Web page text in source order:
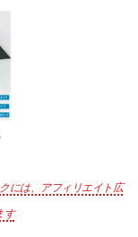
には、アフィリエイト広
す